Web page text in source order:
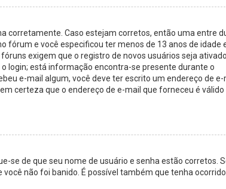
corretamente. Caso estejam corretos, então uma entre
fórum e você especificou ter menos de 13 anos de idade
exigem que o registro de novos usuários seja
login; está informação encontra-se presente durante o
e-mail algum, você deve ter escrito um endereço de e-
certeza que o endereço de e-mail que forneceu é válido
se de que seu nome de usuário e senha estão corretos.
não foi banido. É possível também que tenha